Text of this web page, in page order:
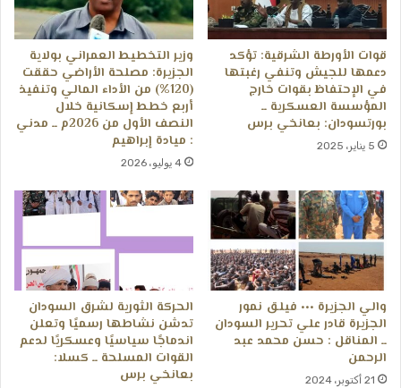
قوات الأورطة الشرقية: تؤكد
دعمها للجيش وتنفي رغبتها
في الإحتفاظ بقوات خارج
المؤسسة العسكرية ــ
بورتسودان: بعانخي برس
5 يناير، 2025
وزير التخطيط العمراني بولاية
الجزيرة: مصلحة الأراضي حققت
(120%) من الأداء المالي وتنفيذ
أربع خطط إسكانية خلال
النصف الأول من 2026م ــ مدني
: ميادة إبراهيم
4 يوليو، 2026
والي الجزيرة ٠٠٠ فيلق نمور
الجزيرة قادر علي تحرير السودان
ــ المناقل : حسن محمد عبد
الرحمن
21 أكتوبر، 2024
الحركة الثورية لشرق السودان
تدشن نشاطها رسميًا وتعلن
اندماجًا سياسيًا وعسكريًا لدعم
القوات المسلحة ــ كسلا:
بعانخي برس